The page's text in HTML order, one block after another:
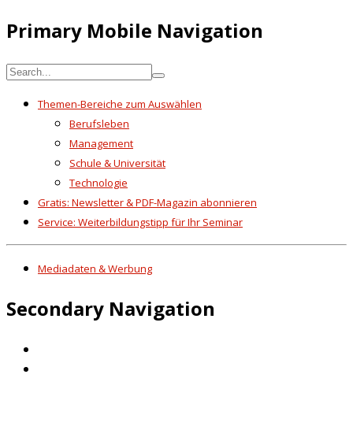
Primary Mobile Navigation
Themen-Bereiche zum Auswählen
Berufsleben
Management
Schule & Universität
Technologie
Gratis: Newsletter & PDF-Magazin abonnieren
Service: Weiterbildungstipp für Ihr Seminar
Mediadaten & Werbung
Secondary Navigation